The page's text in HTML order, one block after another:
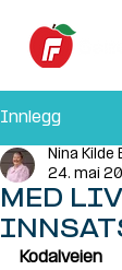
Innlegg
MED
Nina Kilde
24. mai
Kodalveien